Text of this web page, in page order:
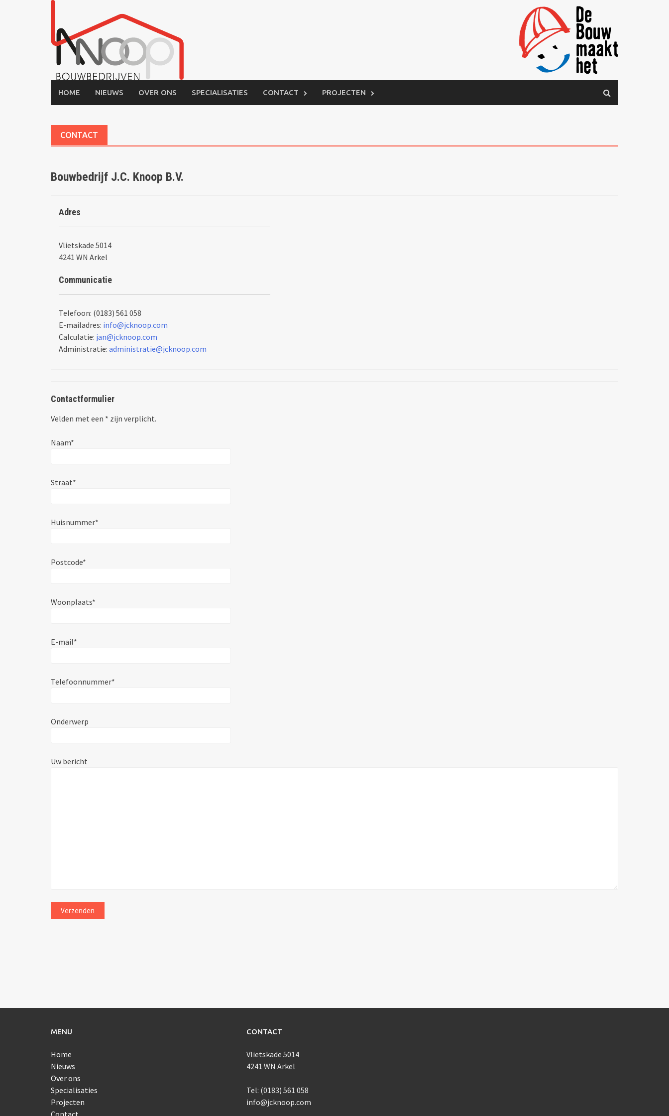
HOME NIEUWS OVER ONS SPECIALISATIES CONTACT PROJECTEN
CONTACT
Bouwbedrijf J.C. Knoop B.V.
Adres
Vlietskade 5014
4241 WN Arkel
Communicatie
Telefoon: (0183) 561 058
E-mailadres: info@jcknoop.com
Calculatie: jan@jcknoop.com
Administratie: administratie@jcknoop.com
Contactformulier
Velden met een * zijn verplicht.
Naam*
Straat*
Huisnummer*
Postcode*
Woonplaats*
E-mail*
Telefoonnummer*
Onderwerp
Uw bericht
MENU
Home
Nieuws
Over ons
Specialisaties
Projecten
CONTACT
Vlietskade 5014
4241 WN Arkel
Tel: (0183) 561 058
info@jcknoop.com